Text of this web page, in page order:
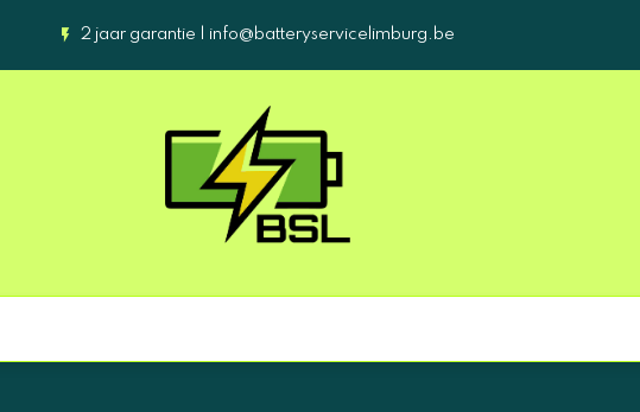
2 jaar garantie | info@batteryservicelimburg.be